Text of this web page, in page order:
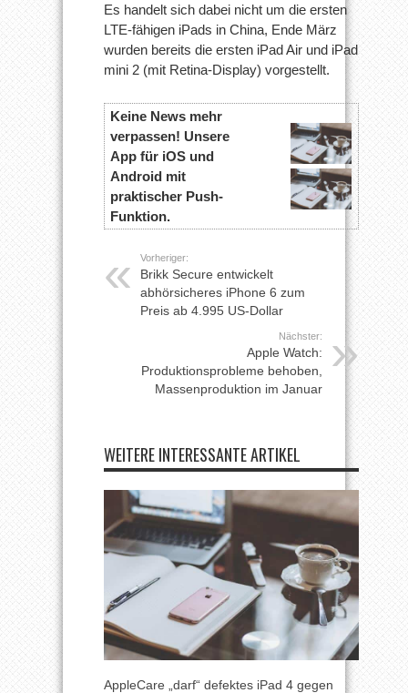
Es handelt sich dabei nicht um die ersten
LTE-fähigen iPads in China, Ende März
wurden bereits die ersten iPad Air und iPad
mini 2 (mit Retina-Display) vorgestellt.
Keine News mehr
verpassen! Unsere
App für iOS und
Android mit
praktischer Push-
Funktion.
Vorheriger:
Brikk Secure entwickelt
abhörsicheres iPhone 6 zum
Preis ab 4.995 US-Dollar
Nächster:
Apple Watch:
Produktionsprobleme behoben,
Massenproduktion im Januar
WEITERE INTERESSANTE ARTIKEL
AppleCare „darf“ defektes iPad 4 gegen